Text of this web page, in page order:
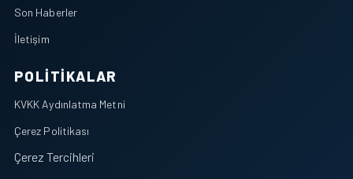
Son Haberler
İletişim
POLITIKALAR
KVKK Aydınlatma Metni
Çerez Politikası
Çerez Tercihleri